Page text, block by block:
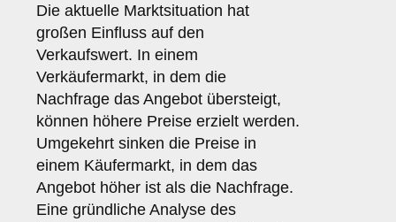
Die aktuelle Marktsituation hat
großen Einfluss auf den
Verkaufswert. In einem
Verkäufermarkt, in dem die
Nachfrage das Angebot übersteigt,
können höhere Preise erzielt werden.
Umgekehrt sinken die Preise in
einem Käufermarkt, in dem das
Angebot höher ist als die Nachfrage.
Eine gründliche Analyse des